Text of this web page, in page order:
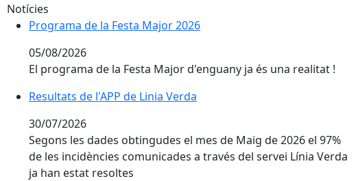
Notícies
Programa de la Festa Major 2026
Programa de la Festa Major 2026
05/08/2026
El programa de la Festa Major d'enguany ja és una realitat !
Resultats de l'APP de Linia Verda
Resultats de l'APP de Linia Verda
30/07/2026
Segons les dades obtingudes el mes de Maig de 2026 e​​​​l 97%
de les incidències comunicades a través del servei Línia Verda
ja han estat resoltes